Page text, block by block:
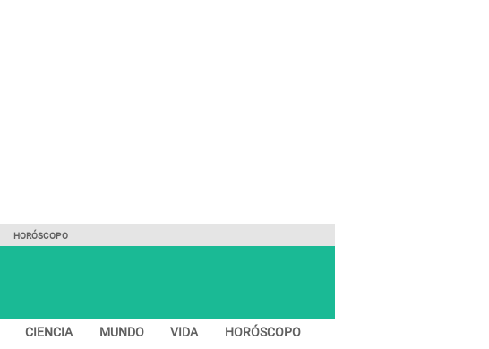
HORÓSCOPO
CIENCIA MUNDO VIDA HORÓSCOPO